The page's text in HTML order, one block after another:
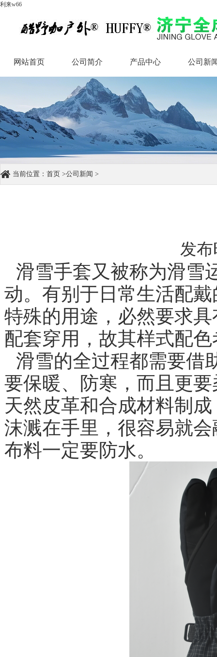
利来w66
网站首页 公司简介
公司简介
产品中心
产品中心
公司新
当前位置： 首页 >公司新闻 >
发布
滑雪手套又被称为滑雪
动。有别于日常生活配
特殊的用途，必
配套穿用，故其样式配
滑雪的全过程都需要借
要保暖、防寒，而且更
天然皮革和合成材料制
沫溅在手里，很容易就
布料一定要防水。